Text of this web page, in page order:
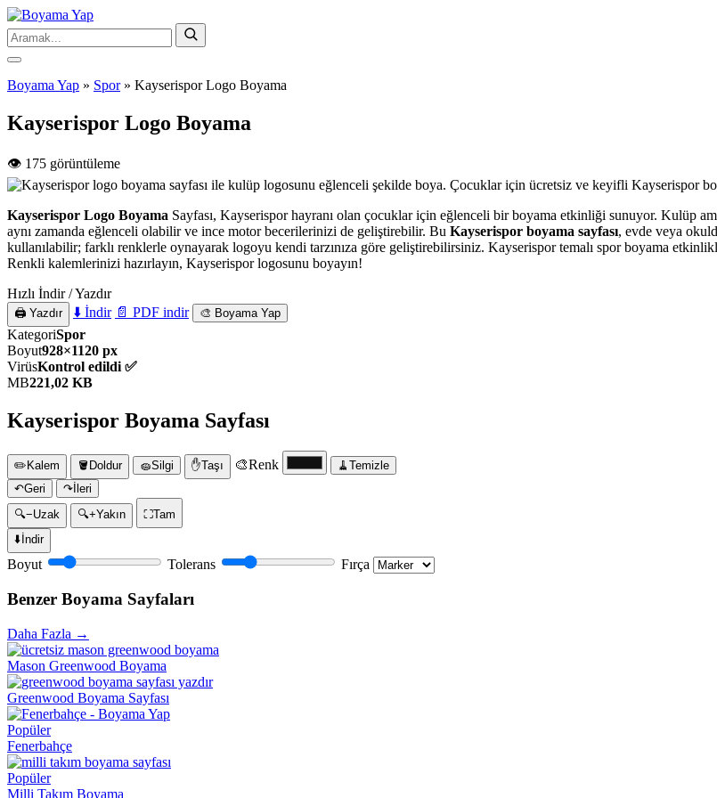
Boyama Yap » Spor» Kayserispor Logo Boyama
Kayserispor Logo Boyama
👁️ 175 görüntüleme
Kayserispor Logo Boyama Sayfası, Kayserispor hayranı olan çocuklar için eğlenceli bir boyama etkinliği sunuyor. Kulüp
aynı zamanda eğlenceli olabilir ve ince motor becerilerinizi de geliştirebilir. Bu Kayserispor boyama sayfası, evde veya
kullanılabilir; farklı renklerle oynayarak logoyu kendi tarzınıza göre geliştirebilirsiniz. Kayserispor temalı spor boyama
Renkli kalemlerinizi hazırlayın, Kayserispor logosunu boyayın!
Hızlı İndir / Yazdır
🖨️ Yazdır ⬇️ İndir 📄 PDF indir 🎨 Boyama Yap
KategoriSpor
Boyut928×1120 px
VirüsKontrol edildi ✅
MB221,02 KB
Kayserispor Boyama Sayfası
✏️Kalem 🪣 Doldur 🧽Silgi ✋Taşı 🎨Renk 🧹 Temizle
↶Geri ↷İleri
🔍−Uzak 🔍+Yakın ⛶Tam
⬇️İndir
Boyut Tolerans Fırça
Benzer Boyama Sayfaları
Daha Fazla →
Mason Greenwood Boyama
Greenwood Boyama Sayfası
Popüler
Fenerbahçe
Popüler
Milli Takım Boyama